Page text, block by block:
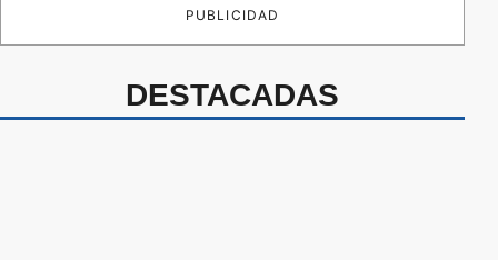
PUBLICIDAD
DESTACADAS